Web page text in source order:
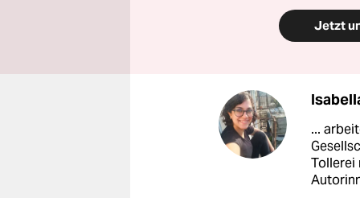
Jetzt
...
Tollerei